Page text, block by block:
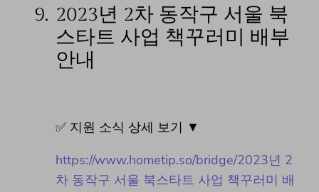
9. 2023년 2차 동작구 서울 북
스타트 사업 책꾸러미 배부
안내
✅ 지원 소식 상세 보기 ▼
https://www.hometip.so/bridge/2023년 2
차 동작구 서울 북스타트 사업 책꾸러미 배